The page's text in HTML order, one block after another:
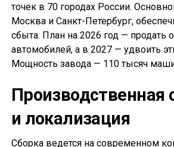
точек в 70 городах России.
Москва и Санкт-Петербург,
сбыта. План на 2026 год — продать
автомобилей, а в 2027 — удвоить
Мощность завода — 110 тысяч
Производственная
и локализация
Сборка ведется на современном